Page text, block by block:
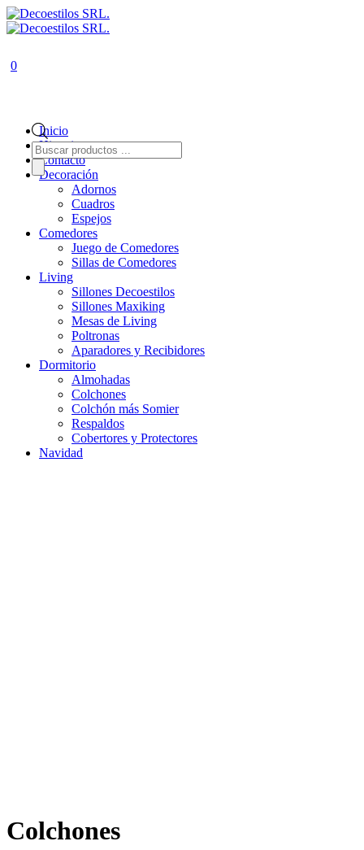
Búsqueda
de
productos
0
Inicio
Historia
Contacto
Decoración
Adornos
Cuadros
Espejos
Comedores
Juego de Comedores
Sillas de Comedores
Living
Sillones Decoestilos
Sillones Maxiking
Mesas de Living
Poltronas
Aparadores y Recibidores
Dormitorio
Almohadas
Colchones
Colchón más Somier
Respaldos
Cobertores y Protectores
Navidad
Colchones